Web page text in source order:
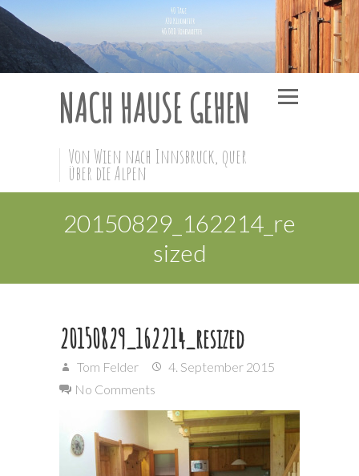
NACH HAUSE GEHEN
Von Wien nach Innsbruck, quer
über die Alpen
20150829_162214_re
sized
20150829_162214_resized
Tom Felder
4. September 2015
No Comments